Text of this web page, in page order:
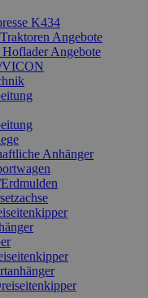
K434
Angebote
Hoflader Angebote
VICON
Anhänger